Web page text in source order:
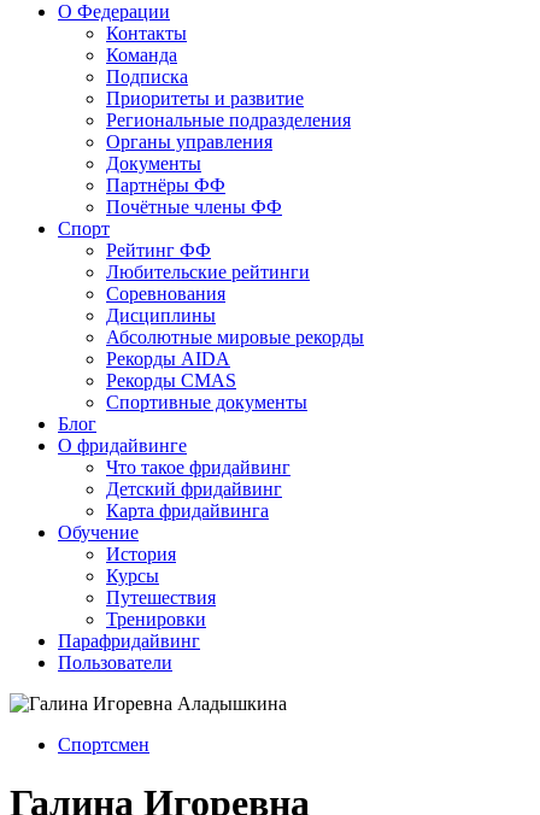
О Федерации
Контакты
Команда
Подписка
Приоритеты и развитие
Региональные подразделения
Органы управления
Документы
Партнёры ФФ
Почётные члены ФФ
Спорт
Рейтинг ФФ
Любительские рейтинги
Соревнования
Дисциплины
Абсолютные мировые рекорды
Рекорды AIDA
Рекорды CMAS
Спортивные документы
Блог
О фридайвинге
Что такое фридайвинг
Детский фридайвинг
Карта фридайвинга
Обучение
История
Курсы
Путешествия
Тренировки
Парафридайвинг
Пользователи
Спортсмен
Галина Игоревна